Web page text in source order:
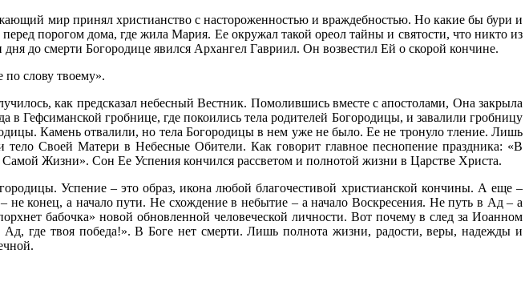
мир принял христианство с настороженностью и враждебностью. Но какие бы бури и
порогом дома, где жила Мария. Ее окружал такой ореол тайны и святости, что никто из
до смерти Богородице явился Архангел Гавриил. Он возвестил Ей о скорой кончине.
по слову твоему».
как предсказал небесный Вестник. Помолившись вместе с апостолами, Она закрыла
Гефсиманской гробнице, где покоились тела родителей Богородицы, и завалили гробницу
Камень отвалили, но тела Богородицы в нем уже не было. Ее не тронуло тление. Лишь
Своей Матери в Небесные Обители. Как говорит главное песнопение праздника: «В
Жизни». Сон Ее Успения кончился рассветом и полнотой жизни в Царстве Христа.
Успение – это образ, икона любой благочестивой христианской кончины. А еще –
конец, а начало пути. Не схождение в небытие – а начало Воскресения. Не путь в Ад – а
бабочка» новой обновленной человеческой личности. Вот почему в след за Иоанном
где твоя победа!». В Боге нет смерти. Лишь полнота жизни, радости, веры, надежды и